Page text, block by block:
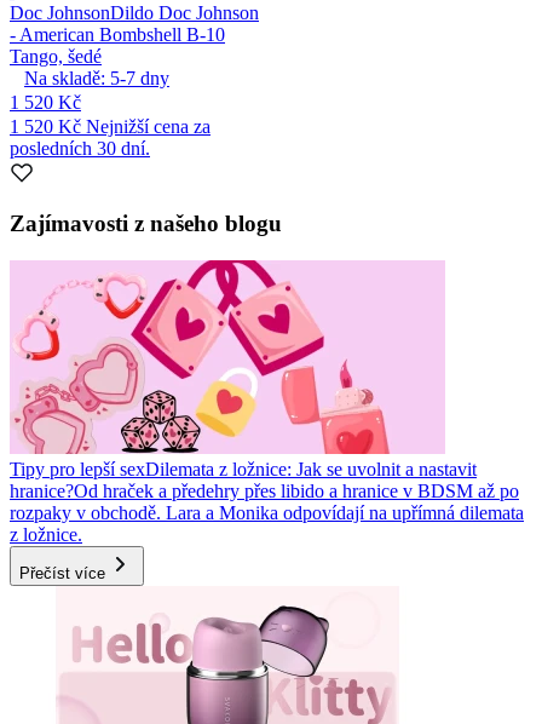
Doc JohnsonDildo Doc Johnson
- American Bombshell B-10
Tango, šedé
Na skladě: 5-7 dny
1 520 Kč
1 520 Kč Nejnižší cena za
posledních 30 dní.
Zajímavosti z našeho blogu
Tipy pro lepší sexDilemata z ložnice: Jak se uvolnit a nastavit
hranice?Od hraček a předehry přes libido a hranice v BDSM až po
rozpaky v obchodě. Lara a Monika odpovídají na upřímná dilemata
z ložnice.
Přečíst více